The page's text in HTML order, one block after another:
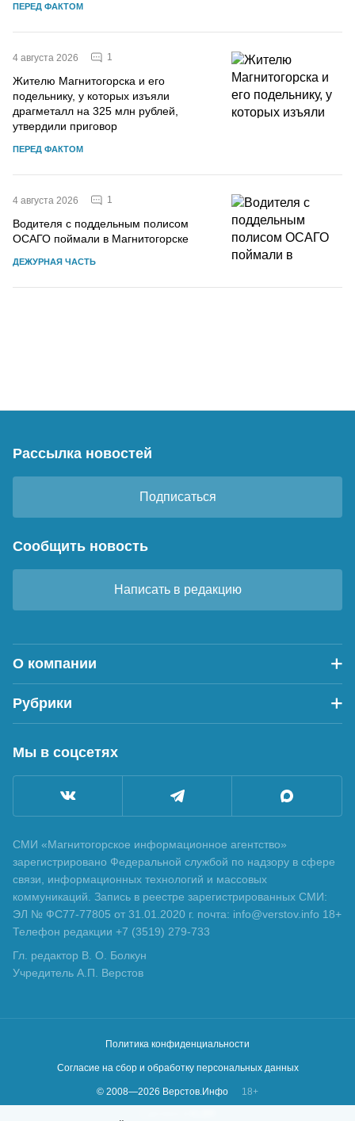
ПЕРЕД ФАКТОМ
4 августа 2026 1
Жителю Магнитогорска и его
подельнику, у которых изъяли
драгметалл на 325 млн рублей,
утвердили приговор
ПЕРЕД ФАКТОМ
4 августа 2026 1
Водителя с поддельным полисом
ОСАГО поймали в Магнитогорске
ДЕЖУРНАЯ ЧАСТЬ
Рассылка новостей
Подписаться
Сообщить новость
Написать в редакцию
О компании
Рубрики
Мы в соцсетях
СМИ «Магнитогорское информационное агентство»
зарегистрировано Федеральной службой по надзору в сфере
связи, информационных технологий и массовых
коммуникаций. Запись в реестре зарегистрированных СМИ:
ЭЛ № ФС77-77805 от 31.01.2020 г. почта: info@verstov.info 18+
Телефон редакции +7 (3519) 279-733
Гл. редактор В. О. Болкун
Учредитель А.П. Верстов
Политика конфиденциальности
Согласие на сбор и обработку персональных данных
© 2008—2026 Верстов.Инфо
18+